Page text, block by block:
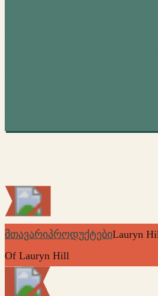
მთავარიპროდუქტებიLauryn
Of Lauryn Hill